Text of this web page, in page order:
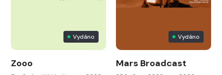
Vydáno
Zooo
Vydáno
Mars Broadcast